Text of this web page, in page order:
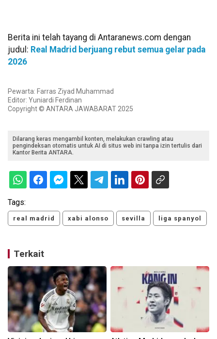
Berita ini telah tayang di Antaranews.com dengan
judul: Real Madrid berjuang rebut semua gelar pada
2026
Pewarta: Farras Ziyad Muhammad
Editor: Yuniardi Ferdinan
Copyright © ANTARA JAWABARAT 2025
Dilarang keras mengambil konten, melakukan crawling atau
pengindeksan otomatis untuk AI di situs web ini tanpa izin tertulis dari
Kantor Berita ANTARA.
Tags:
real madrid xabi alonso sevilla liga spanyol
Terkait